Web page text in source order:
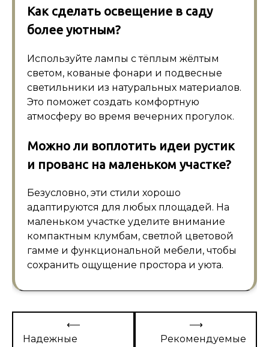
Как сделать освещение в саду
более уютным?
Используйте лампы с тёплым жёлтым
светом, кованые фонари и подвесные
светильники из натуральных материалов.
Это поможет создать комфортную
атмосферу во время вечерних прогулок.
Можно ли воплотить идеи рустик
и прованс на маленьком участке?
Безусловно, эти стили хорошо
адаптируются для любых площадей. На
маленьком участке уделите внимание
компактным клумбам, светлой цветовой
гамме и функциональной мебели, чтобы
сохранить ощущение простора и уюта.
Навигация
по
⟵
Надежные
Рекомендуемые
⟶